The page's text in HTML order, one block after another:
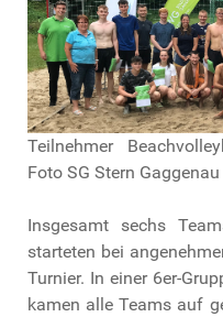
Teilnehmer
Foto SG Stern Gaggenau
Insgesamt sechs
starteten bei
Turnier. In einer 6er-
kamen alle Teams auf